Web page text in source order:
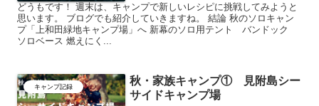
どうもです！ 週末は、キャンプで新しいレシピに挑戦してみようと
思います。 ブログでも紹介していきますね。 結論 秋のソロキャン
プ「上和田緑地キャンプ場」へ 新幕のソロ用テント バンドック
ソロベース 燃えにく...
キャンプ記録
秋・家族キャンプ① 見附島シー
サイドキャンプ場